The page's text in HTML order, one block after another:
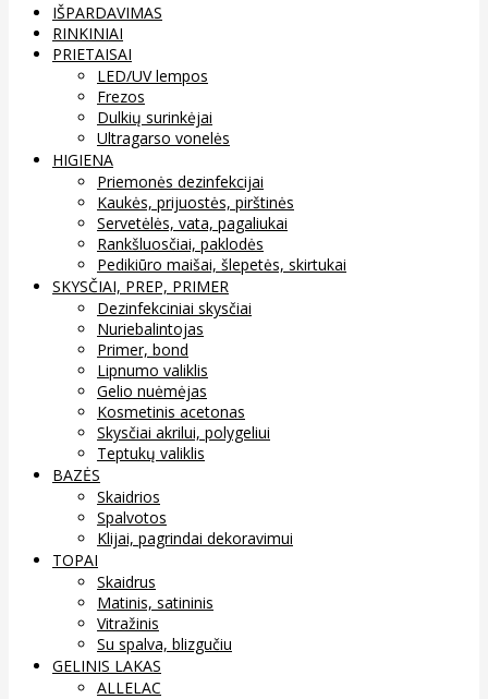
IŠPARDAVIMAS
RINKINIAI
PRIETAISAI
LED/UV lempos
Frezos
Dulkių surinkėjai
Ultragarso vonelės
HIGIENA
Priemonės dezinfekcijai
Kaukės, prijuostės, pirštinės
Servetėlės, vata, pagaliukai
Rankšluosčiai, paklodės
Pedikiūro maišai, šlepetės, skirtukai
SKYSČIAI, PREP, PRIMER
Dezinfekciniai skysčiai
Nuriebalintojas
Primer, bond
Lipnumo valiklis
Gelio nuėmėjas
Kosmetinis acetonas
Skysčiai akrilui, polygeliui
Teptukų valiklis
BAZĖS
Skaidrios
Spalvotos
Klijai, pagrindai dekoravimui
TOPAI
Skaidrus
Matinis, satininis
Vitražinis
Su spalva, blizgučiu
GELINIS LAKAS
ALLELAC